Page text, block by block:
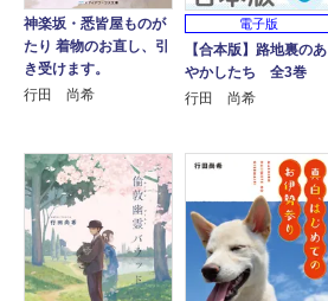
神楽坂・悉皆屋ものが
たり 着物のお直し、引
き受けます。
行田 尚希
電子版
【合本版】路地裏のあ
やかしたち 全3巻
行田 尚希